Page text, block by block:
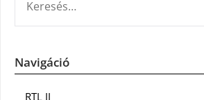
Navigáció
RTL II